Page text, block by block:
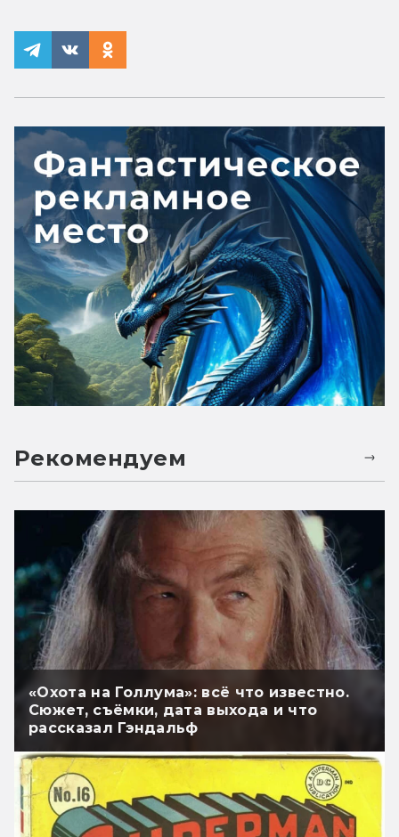
Рекомендуем
«Охота на Голлума»: всё что известно.
Сюжет, съёмки, дата выхода и что
рассказал Гэндальф